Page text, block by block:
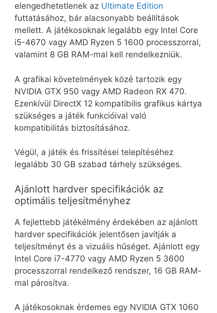
elengedhetetlenek az Ultimate Edition
futtatásához, bár alacsonyabb beállítások
mellett. A játékosoknak legalább egy Intel Core
i5-4670 vagy AMD Ryzen 5 1600 processzorral,
valamint 8 GB RAM-mal kell rendelkezniük.
A grafikai követelmények közé tartozik egy
NVIDIA GTX 950 vagy AMD Radeon RX 470.
Ezenkívül DirectX 12 kompatibilis grafikus kártya
szükséges a játék funkcióival való
kompatibilitás biztosításához.
Végül, a játék és frissítései telepítéséhez
legalább 30 GB szabad tárhely szükséges.
Ajánlott hardver specifikációk az
optimális teljesítményhez
A fejlettebb játékélmény érdekében az ajánlott
hardver specifikációk jelentősen javítják a
teljesítményt és a vizuális hűséget. Ajánlott egy
Intel Core i7-4770 vagy AMD Ryzen 5 3600
processzorral rendelkező rendszer, 16 GB RAM-
mal párosítva.
A játékosoknak érdemes egy NVIDIA GTX 1060